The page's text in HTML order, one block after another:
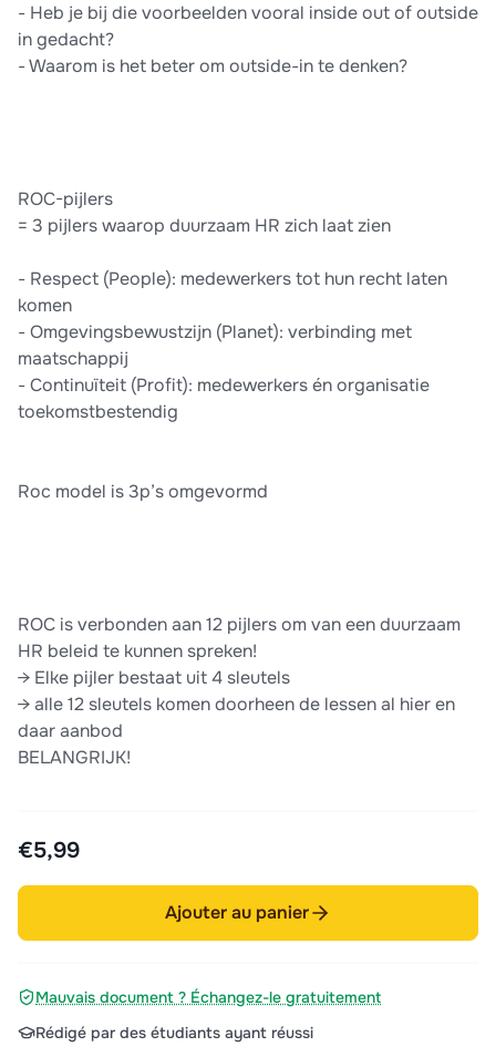
- Heb je bij die voorbeelden vooral inside out of outside
in gedacht?
- Waarom is het beter om outside-in te denken?
ROC-pijlers
= 3 pijlers waarop duurzaam HR zich laat zien
- Respect (People): medewerkers tot hun recht laten
komen
- Omgevingsbewustzijn (Planet): verbinding met
maatschappij
- Continuïteit (Profit): medewerkers én organisatie
toekomstbestendig
Roc model is 3p’s omgevormd
ROC is verbonden aan 12 pijlers om van een duurzaam
HR beleid te kunnen spreken!
→ Elke pijler bestaat uit 4 sleutels
→ alle 12 sleutels komen doorheen de lessen al hier en
daar aanbod
BELANGRIJK!
€5,99
Ajouter au panier
Mauvais document ? Échangez-le gratuitement
Rédigé par des étudiants ayant réussi